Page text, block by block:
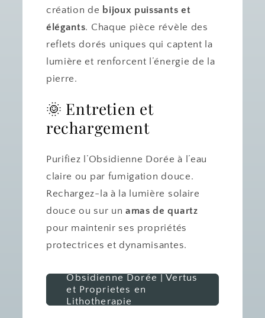
création de bijoux puissants et
élégants. Chaque pièce révèle des
reflets dorés uniques qui captent la
lumière et renforcent l’énergie de la
pierre.
🌞 Entretien et
rechargement
Purifiez l’Obsidienne Dorée à l’eau
claire ou par fumigation douce.
Rechargez-la à la lumière solaire
douce ou sur un amas de quartz
pour maintenir ses propriétés
protectrices et dynamisantes.
Obsidienne Dorée | Vertus
et Proprietes en
Lithotherapie